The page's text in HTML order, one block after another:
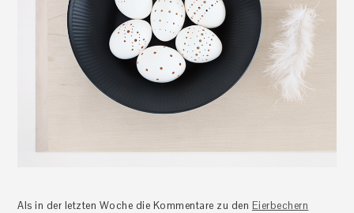
Als in der letzten Woche die Kommentare zu den Eierbechern